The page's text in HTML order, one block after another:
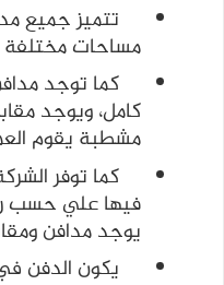
تتميز جميع
مساحات مختلفة
كما توجد
كامل، ويوجد
مشطبة يقوم
كما توفر
فيها علي حسب
يوجد مدافن
يكون الدفن